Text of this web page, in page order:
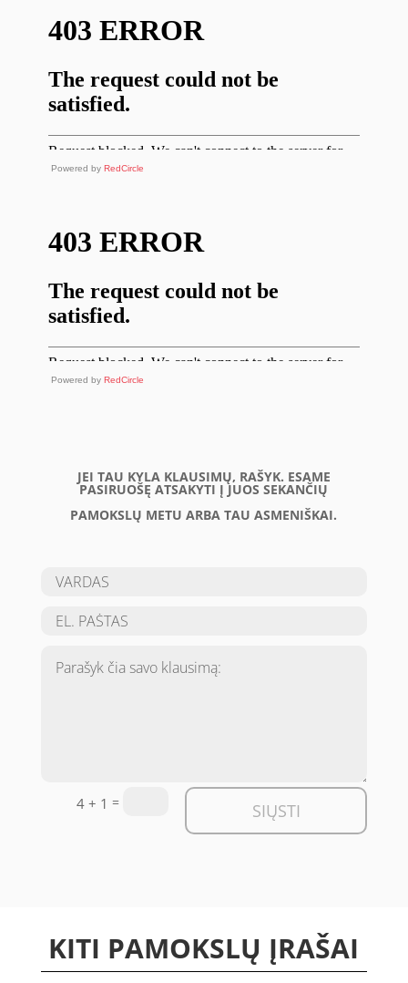
Powered by RedCircle
Powered by RedCircle
JEI TAU KYLA KLAUSIMŲ, RAŠYK. ESAME
PASIRUOŠĘ ATSAKYTI Į JUOS SEKANČIŲ
PAMOKSLŲ METU ARBA TAU ASMENIŠKAI.
4 + 1 = SIŲSTI
KITI PAMOKSLŲ ĮRAŠAI